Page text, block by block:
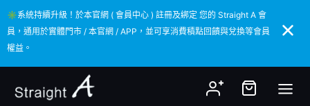
✳️系統持續升級！於本官網 ( 會員中心 ) 註冊及綁定 您的 Straight A 會
員，通用於實體門市 / 本官網 / APP，並可享消費積點回饋與兌換等會員
權益。
✳️系統持續升級！於本官網 ( 會員中心 ) 註冊及綁定 您的 Straight A 會
員，通用於實體門市 / 本官網 / APP，並可享消費積點回饋與兌換等會員
權益。